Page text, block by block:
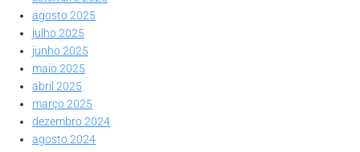
agosto 2025
julho 2025
junho 2025
maio 2025
abril 2025
março 2025
dezembro 2024
agosto 2024